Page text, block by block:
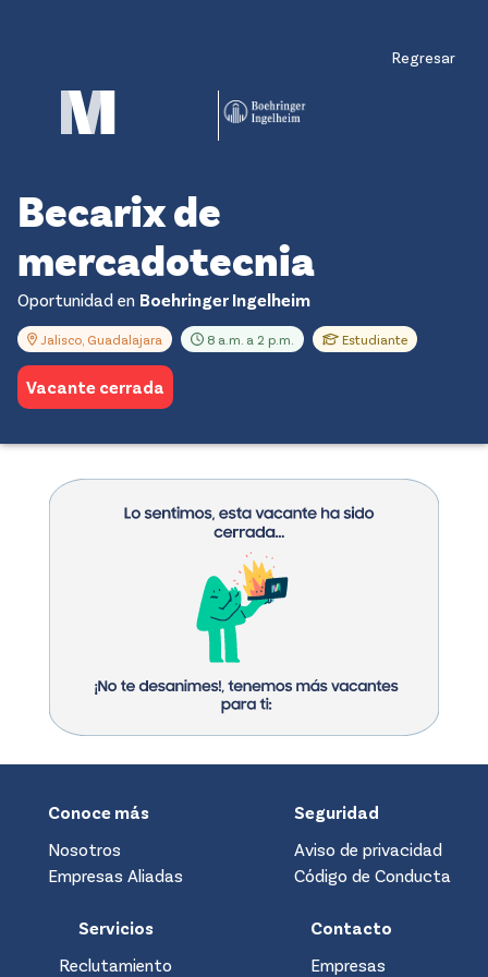
Regresar
Becarix de
mercadotecnia
Oportunidad en Boehringer Ingelheim
Jalisco, Guadalajara 8 a.m. a 2 p.m. Estudiante
Vacante cerrada
Conoce más
Nosotros
Empresas Aliadas
Seguridad
Aviso de privacidad
Código de Conducta
Servicios
Reclutamiento
Contacto
Empresas